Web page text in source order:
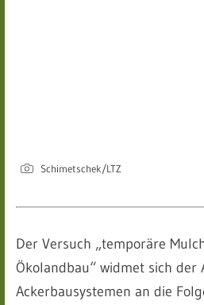
Schimetschek/LTZ
Der Versuch „temporäre
Ökolandbau“ widmet sich der
Ackerbausystemen an die